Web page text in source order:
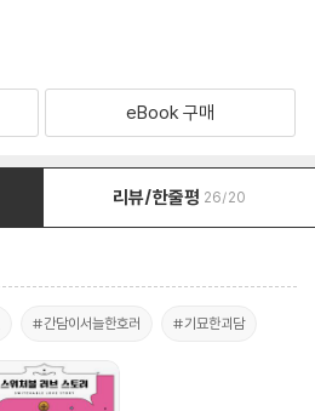
eBook 구매
리뷰/한줄평 26/20
#간담이서늘한호러 #기묘한괴담